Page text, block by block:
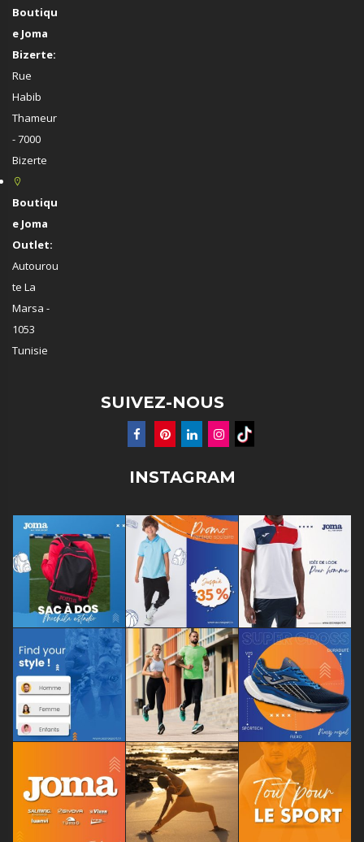
Boutiqu
e Joma
Bizerte:
Rue
Habib
Thameur
- 7000
Bizerte
Boutiqu
e Joma
Outlet:
Autourou
te La
Marsa -
1053
Tunisie
SUIVEZ-NOUS
INSTAGRAM